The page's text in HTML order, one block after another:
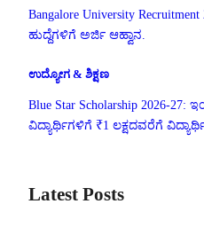
Bangalore University
ಹುದ್ದೆಗಳಿಗೆ ಅರ್ಜಿ ಆಹ್ವಾನ.
ಉದ್ಯೋಗ & ಶಿಕ್ಷಣ
Blue Star Scholarship 2026-
ವಿದ್ಯಾರ್ಥಿಗಳಿಗೆ ₹1 ಲಕ್ಷದವರೆಗೆ
Latest Posts